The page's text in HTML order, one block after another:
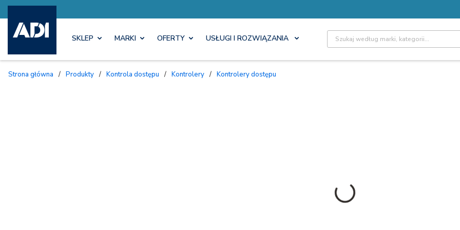
SKLEP MARKI OFERTY USŁUGI I ROZWIĄZANIA Site Search
Strona główna / Produkty / Kontrola dostępu / Kontrolery / Kontrolery dostępu